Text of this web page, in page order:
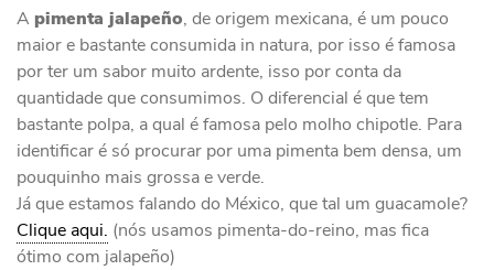
A pimenta jalapeño, de origem mexicana, é um pouco
maior e bastante consumida in natura, por isso é famosa
por ter um sabor muito ardente, isso por conta da
quantidade que consumimos. O diferencial é que tem
bastante polpa, a qual é famosa pelo molho chipotle. Para
identificar é só procurar por uma pimenta bem densa, um
pouquinho mais grossa e verde.
Já que estamos falando do México, que tal um guacamole?
Clique aqui. (nós usamos pimenta-do-reino, mas fica
ótimo com jalapeño)